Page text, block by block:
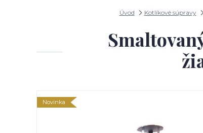
Úvod Kotlíkové súpravy
Novinka